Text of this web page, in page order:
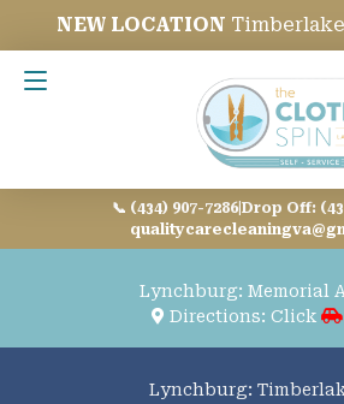
NEW LOCATION
📞 (434) 907-7286| Drop Off:
Lynchburg: Memorial
Directions: Click
Lynchburg: